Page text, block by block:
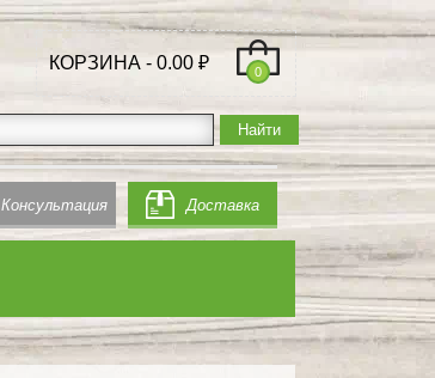
КОРЗИНА - 0.00 ₽ 0
Доставка
Консультация